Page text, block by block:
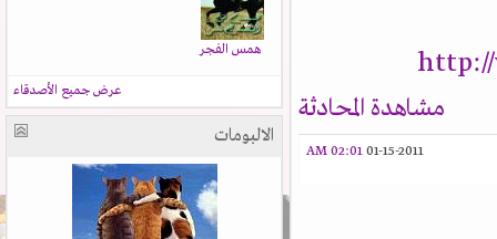
مشاهدة المحادثة
01-15-2011
02:01 AM
همس الفجر
عرض جميع الأصدقاء
الالبومات